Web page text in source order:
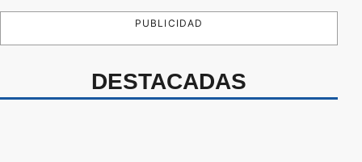
PUBLICIDAD
DESTACADAS